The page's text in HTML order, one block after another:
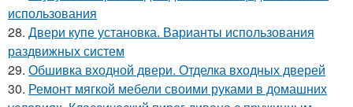
использования
28. Двери купе установка. Варианты использования
раздвижных систем
29. Обшивка входной двери. Отделка входных дверей
30. Ремонт мягкой мебели своими руками в домашних